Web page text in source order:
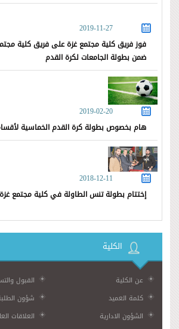
2019-11-27
فوز فريق كلية مجتمع غزة على فريق كلية
ضمن بطولة الجامعات لكرة القدم
2019-02-20
هام بخصوص بطولة كرة القدم الخماسية
2018-12-11
إختتام بطولة تنس الطاولة في كلية مجتمع
الكلية
عن الكلية
القبول
كلمة العميد
شؤون
الشؤون الادارية
العلاقات